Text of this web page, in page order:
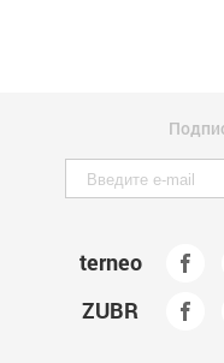
terneo
ZUBR